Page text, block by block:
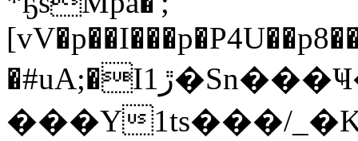
�#uA;�I1ڙ�Sn���Ҹ�z����^/|
���Y1ts���/